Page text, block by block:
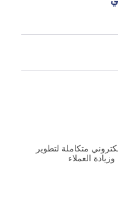
متكاملة لتطوير
العملاء